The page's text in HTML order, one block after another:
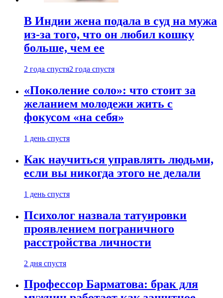
В Индии жена подала в суд на мужа
из-за того, что он любил кошку
больше, чем ее
2 года спустя2 года спустя
«Поколение соло»: что стоит за
желанием молодежи жить с
фокусом «на себя»
1 день спустя
Как научиться управлять людьми,
если вы никогда этого не делали
1 день спустя
Психолог назвала татуировки
проявлением пограничного
расстройства личности
2 дня спустя
Профессор Барматова: брак для